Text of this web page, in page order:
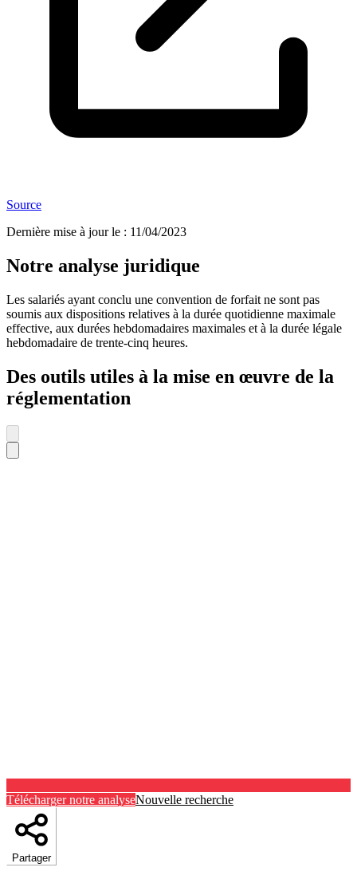
Source
Dernière mise à jour le : 11/04/2023
Notre analyse juridique
Les salariés ayant conclu une convention de forfait ne sont pas
soumis aux dispositions relatives à la durée quotidienne maximale
effective, aux durées hebdomadaires maximales et à la durée légale
hebdomadaire de trente-cinq heures.
Des outils utiles à la mise en œuvre de la
réglementation
Télécharger notre analyseNouvelle recherche
Partager